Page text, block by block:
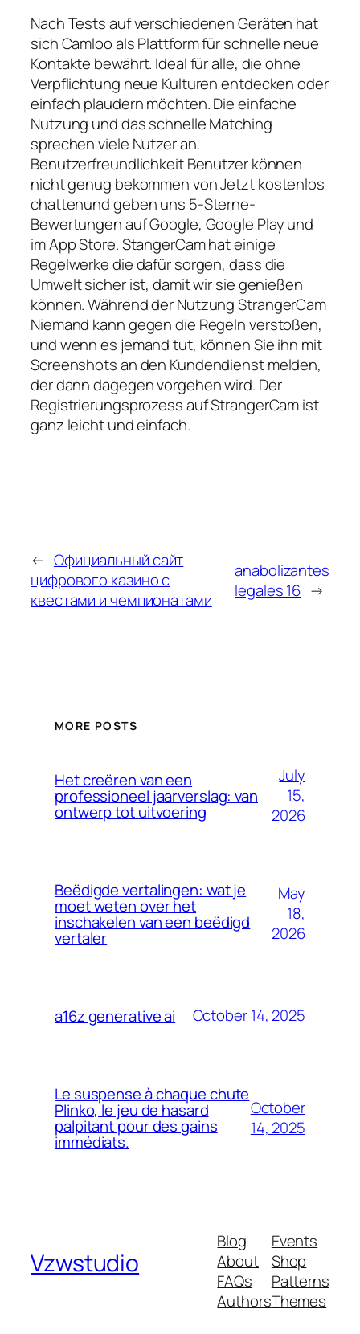
Nach Tests auf verschiedenen Geräten hat
sich Camloo als Plattform für schnelle neue
Kontakte bewährt. Ideal für alle, die ohne
Verpflichtung neue Kulturen entdecken oder
einfach plaudern möchten. Die einfache
Nutzung und das schnelle Matching
sprechen viele Nutzer an.
Benutzerfreundlichkeit Benutzer können
nicht genug bekommen von Jetzt kostenlos
chattenund geben uns 5-Sterne-
Bewertungen auf Google, Google Play und
im App Store. StangerCam hat einige
Regelwerke die dafür sorgen, dass die
Umwelt sicher ist, damit wir sie genießen
können. Während der Nutzung StrangerCam
Niemand kann gegen die Regeln verstoßen,
und wenn es jemand tut, können Sie ihn mit
Screenshots an den Kundendienst melden,
der dann dagegen vorgehen wird. Der
Registrierungsprozess auf StrangerCam ist
ganz leicht und einfach.
← Официальный сайт
цифрового казино с
квестами и чемпионатами
anabolizantes
legales 16 →
MORE POSTS
Het creëren van een
professioneel jaarverslag: van
ontwerp tot uitvoering
July
15,
2026
Beëdigde vertalingen: wat je
moet weten over het
inschakelen van een beëdigd
vertaler
May
18,
2026
a16z generative ai October 14, 2025
Le suspense à chaque chute
Plinko, le jeu de hasard
palpitant pour des gains
immédiats.
October
14, 2025
Vzwstudio
Blog
About
FAQs
Authors
Events
Shop
Patterns
Themes